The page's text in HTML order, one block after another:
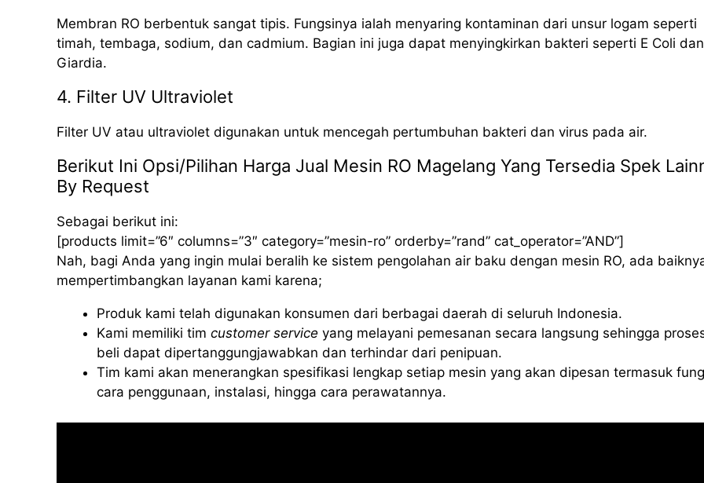
Membran RO berbentuk sangat tipis. Fungsinya ialah menyaring kontaminan dari unsur logam seperti
timah, tembaga, sodium, dan cadmium. Bagian ini juga dapat menyingkirkan bakteri seperti E Coli dan
Giardia.
4. Filter UV Ultraviolet
Filter UV atau ultraviolet digunakan untuk mencegah pertumbuhan bakteri dan virus pada air.
Berikut Ini Opsi/Pilihan Harga Jual Mesin RO Magelang Yang Tersedia Spek
By Request
Sebagai berikut ini:
[products limit=”6″ columns=”3″ category=”mesin-ro” orderby=”rand” cat_operator=”AND”]
Nah, bagi Anda yang ingin mulai beralih ke sistem pengolahan air baku dengan mesin RO, ada
mempertimbangkan layanan kami karena;
Produk kami telah digunakan konsumen dari berbagai daerah di seluruh Indonesia.
Kami memiliki tim customer service yang melayani pemesanan secara langsung sehingga
beli dapat dipertanggungjawabkan dan terhindar dari penipuan.
Tim kami akan menerangkan spesifikasi lengkap setiap mesin yang akan dipesan termasuk
cara penggunaan, instalasi, hingga cara perawatannya.